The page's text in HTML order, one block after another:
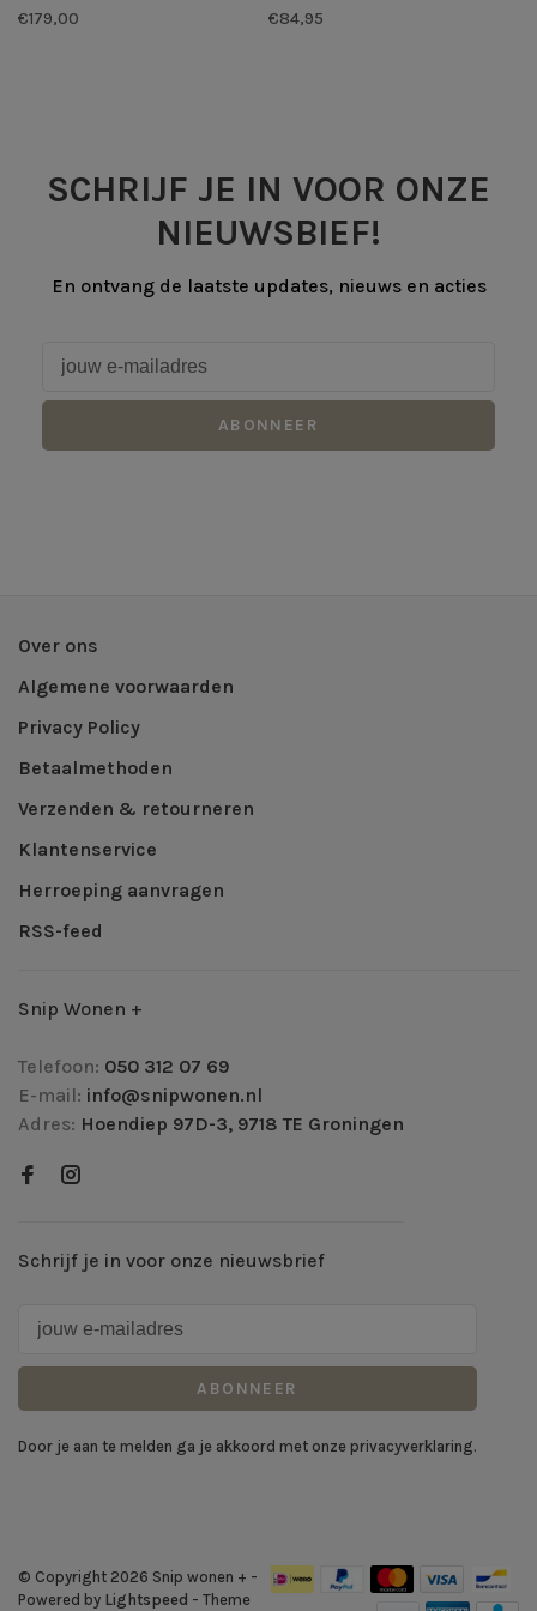
€179,00 €84,95
SCHRIJF JE IN VOOR ONZE
NIEUWSBIEF!
En ontvang de laatste updates, nieuws en acties
ABONNEER
Over ons
Algemene voorwaarden
Privacy Policy
Betaalmethoden
Verzenden & retourneren
Klantenservice
Herroeping aanvragen
RSS-feed
Snip Wonen +
Telefoon: 050 312 07 69
E-mail: info@snipwonen.nl
Adres: Hoendiep 97D-3, 9718 TE Groningen
Schrijf je in voor onze nieuwsbrief
ABONNEER
Door je aan te melden ga je akkoord met onze privacyverklaring.
© Copyright 2026 Snip wonen + -
Powered by Lightspeed - Theme